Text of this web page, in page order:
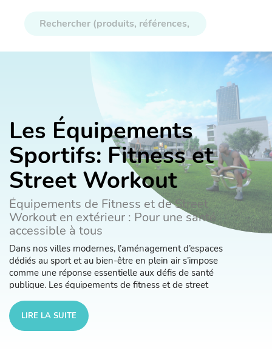
Les Équipements
Sportifs: Fitness et
Street Workout
Équipements de Fitness et de Street
Workout en extérieur : Pour une santé
accessible à tous
Dans nos villes modernes, l’aménagement d’espaces
dédiés au sport et au bien-être en plein air s’impose
comme une réponse essentielle aux défis de santé
publique. Les équipements de fitness et de street
permettent à chacun, quel que soit son âge ou son
niveau, de profiter des bienfaits de l’activité physique
dans un cadre accessible, convivial et stimulant.
LIRE LA SUITE